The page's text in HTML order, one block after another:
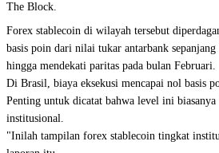
The Block.
Forex stablecoin di wilayah tersebut
basis poin dari nilai tukar antarbank
hingga mendekati paritas pada bulan Februari.
Di Brasil, biaya eksekusi mencapai nol basis
Penting untuk dicatat bahwa level ini
institusional.
"Inilah tampilan forex stablecoin tingkat